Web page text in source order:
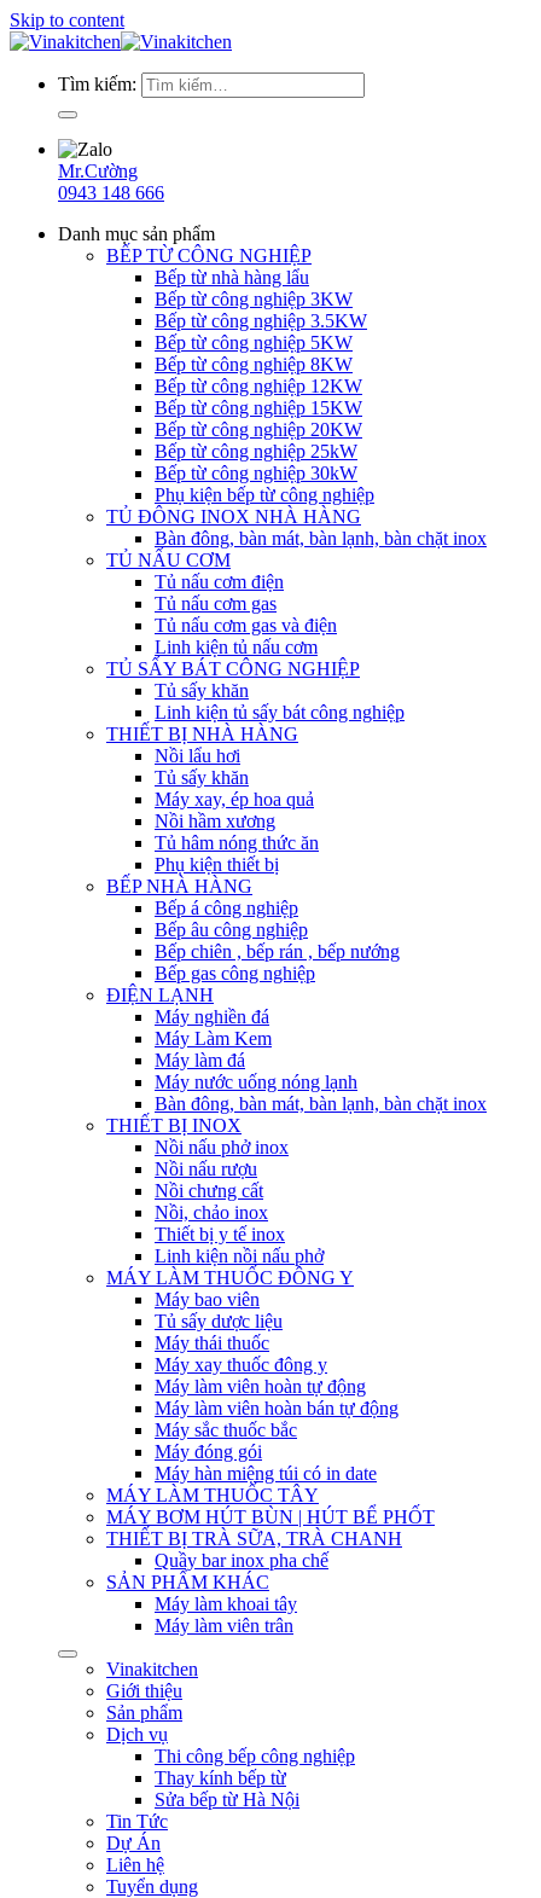
Skip to content
Tìm kiếm:
Mr.Cường
0943 148 666
Danh mục sản phẩm
BẾP TỪ CÔNG NGHIỆP
Bếp từ nhà hàng lẩu
Bếp từ công nghiệp 3KW
Bếp từ công nghiệp 3.5KW
Bếp từ công nghiệp 5KW
Bếp từ công nghiệp 8KW
Bếp từ công nghiệp 12KW
Bếp từ công nghiệp 15KW
Bếp từ công nghiệp 20KW
Bếp từ công nghiệp 25kW
Bếp từ công nghiệp 30kW
Phụ kiện bếp từ công nghiệp
TỦ ĐÔNG INOX NHÀ HÀNG
Bàn đông, bàn mát, bàn lạnh, bàn chặt inox
TỦ NẤU CƠM
Tủ nấu cơm điện
Tủ nấu cơm gas
Tủ nấu cơm gas và điện
Linh kiện tủ nấu cơm
TỦ SẤY BÁT CÔNG NGHIỆP
Tủ sấy khăn
Linh kiện tủ sấy bát công nghiệp
THIẾT BỊ NHÀ HÀNG
Nồi lẩu hơi
Tủ sấy khăn
Máy xay, ép hoa quả
Nồi hầm xương
Tủ hâm nóng thức ăn
Phụ kiện thiết bị
BẾP NHÀ HÀNG
Bếp á công nghiệp
Bếp âu công nghiệp
Bếp chiên , bếp rán , bếp nướng
Bếp gas công nghiệp
ĐIỆN LẠNH
Máy nghiền đá
Máy Làm Kem
Máy làm đá
Máy nước uống nóng lạnh
Bàn đông, bàn mát, bàn lạnh, bàn chặt inox
THIẾT BỊ INOX
Nồi nấu phở inox
Nồi nấu rượu
Nồi chưng cất
Nồi, chảo inox
Thiết bị y tế inox
Linh kiện nồi nấu phở
MÁY LÀM THUỐC ĐÔNG Y
Máy bao viên
Tủ sấy dược liệu
Máy thái thuốc
Máy xay thuốc đông y
Máy làm viên hoàn tự động
Máy làm viên hoàn bán tự động
Máy sắc thuốc bắc
Máy đóng gói
Máy hàn miệng túi có in date
MÁY LÀM THUỐC TÂY
MÁY BƠM HÚT BÙN | HÚT BỂ PHỐT
THIẾT BỊ TRÀ SỮA, TRÀ CHANH
Quầy bar inox pha chế
SẢN PHẨM KHÁC
Máy làm khoai tây
Máy làm viên trân
Vinakitchen
Giới thiệu
Sản phẩm
Dịch vụ
Thi công bếp công nghiệp
Thay kính bếp từ
Sửa bếp từ Hà Nội
Tin Tức
Dự Án
Liên hệ
Tuyển dụng